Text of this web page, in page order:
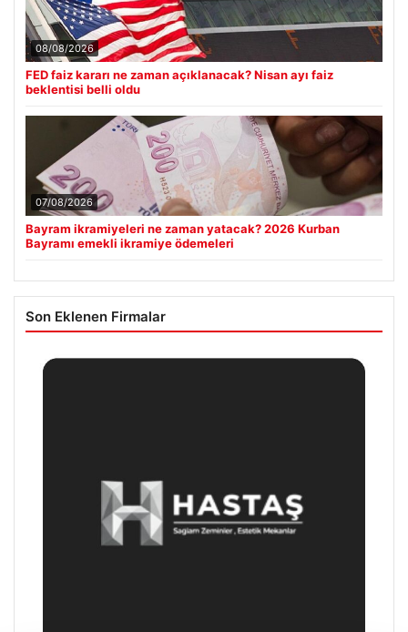
08/08/2026
FED faiz kararı ne zaman açıklanacak? Nisan ayı faiz
beklentisi belli oldu
07/08/2026
Bayram ikramiyeleri ne zaman yatacak? 2026 Kurban
Bayramı emekli ikramiye ödemeleri
Son Eklenen Firmalar